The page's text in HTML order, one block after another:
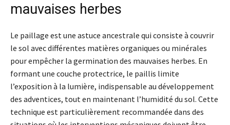
mauvaises herbes
Le paillage est une astuce ancestrale qui consiste à couvrir
le sol avec différentes matières organiques ou minérales
pour empêcher la germination des mauvaises herbes. En
formant une couche protectrice, le paillis limite
l’exposition à la lumière, indispensable au développement
des adventices, tout en maintenant l’humidité du sol. Cette
technique est particulièrement recommandée dans des